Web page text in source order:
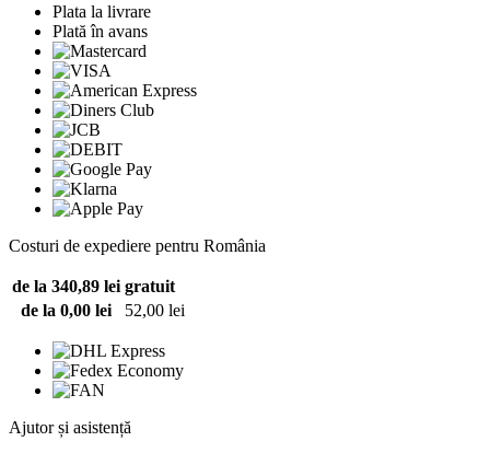
Plata la livrare
Plată în avans
Costuri de expediere pentru România
de la 340,89 lei gratuit
de la 0,00 lei
52,00 lei
Ajutor și asistență